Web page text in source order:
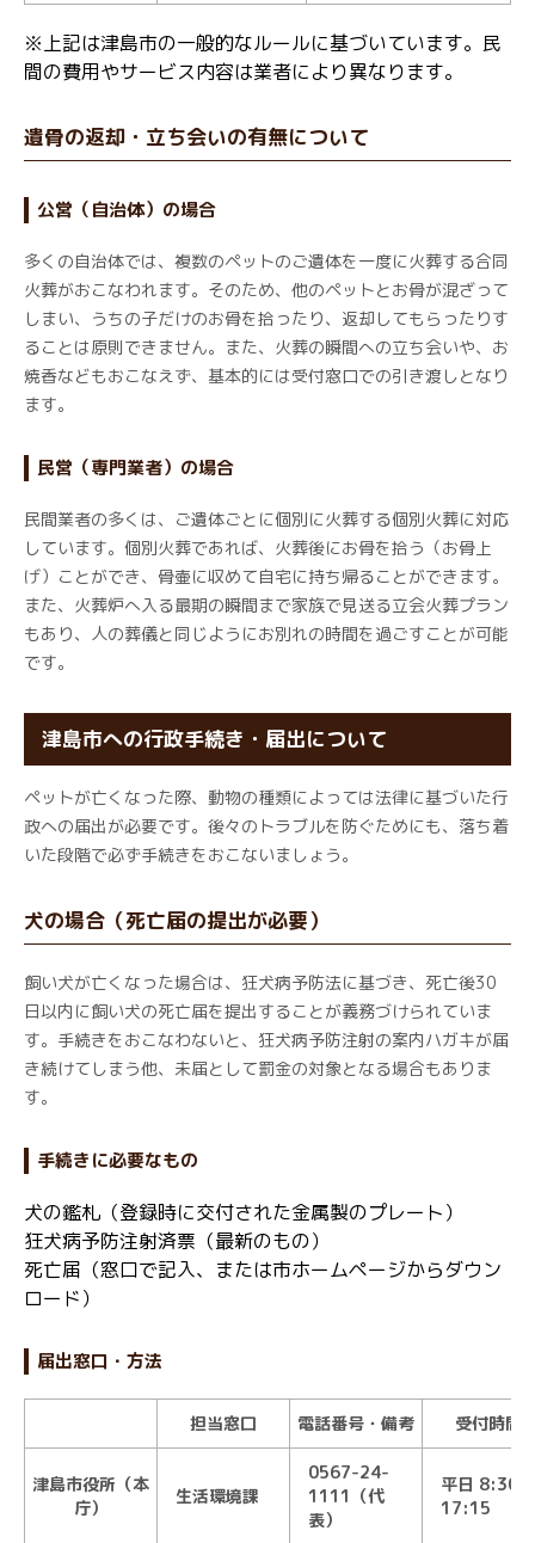
※上記は津島市の一般的なルールに基づいています。民
間の費用やサービス内容は業者により異なります。
遺骨の返却・立ち会いの有無について
公営（自治体）の場合
多くの自治体では、複数のペットのご遺体を一度に火葬する合同
火葬がおこなわれます。そのため、他のペットとお骨が混ざって
しまい、うちの子だけのお骨を拾ったり、返却してもらったりす
ることは原則できません。また、火葬の瞬間への立ち会いや、お
焼香などもおこなえず、基本的には受付窓口での引き渡しとなり
ます。
民営（専門業者）の場合
民間業者の多くは、ご遺体ごとに個別に火葬する個別火葬に対応
しています。個別火葬であれば、火葬後にお骨を拾う（お骨上
げ）ことができ、骨壷に収めて自宅に持ち帰ることができます。
また、火葬炉へ入る最期の瞬間まで家族で見送る立会火葬プラン
もあり、人の葬儀と同じようにお別れの時間を過ごすことが可能
です。
津島市への行政手続き・届出について
ペットが亡くなった際、動物の種類によっては法律に基づいた行
政への届出が必要です。後々のトラブルを防ぐためにも、落ち着
いた段階で必ず手続きをおこないましょう。
犬の場合（死亡届の提出が必要）
飼い犬が亡くなった場合は、狂犬病予防法に基づき、死亡後30
日以内に飼い犬の死亡届を提出することが義務づけられていま
す。手続きをおこなわないと、狂犬病予防注射の案内ハガキが届
き続けてしまう他、未届として罰金の対象となる場合もありま
す。
手続きに必要なもの
犬の鑑札（登録時に交付された金属製のプレート）
狂犬病予防注射済票（最新のもの）
死亡届（窓口で記入、または市ホームページからダウン
ロード）
届出窓口・方法
担当窓口 電話番号・備考 受付時間
津島市役所（本
庁）
生活環境課
0567-24-
1111（代
表）
平日 8:30～
17:15